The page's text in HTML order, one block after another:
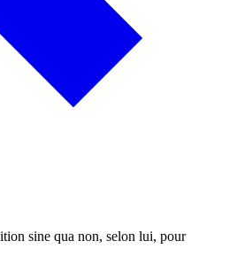
sine qua non, selon lui, pour